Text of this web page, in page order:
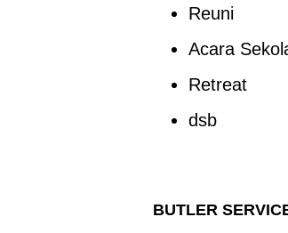
Reuni
Acara
Retreat
dsb
BUTLER